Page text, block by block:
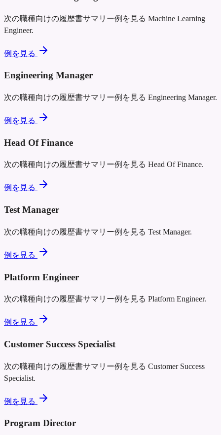
次の職種向けの履歴書サマリー例を見る Machine Learning
Engineer.
例を見る
Engineering Manager
次の職種向けの履歴書サマリー例を見る Engineering Manager.
例を見る
Head Of Finance
次の職種向けの履歴書サマリー例を見る Head Of Finance.
例を見る
Test Manager
次の職種向けの履歴書サマリー例を見る Test Manager.
例を見る
Platform Engineer
次の職種向けの履歴書サマリー例を見る Platform Engineer.
例を見る
Customer Success Specialist
次の職種向けの履歴書サマリー例を見る Customer Success
Specialist.
例を見る
Program Director